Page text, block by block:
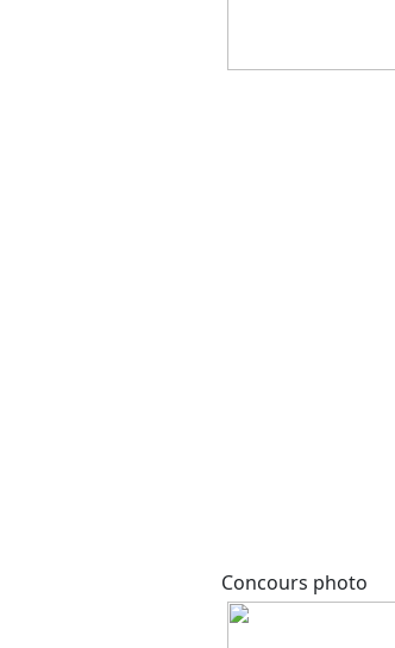
Concours photo